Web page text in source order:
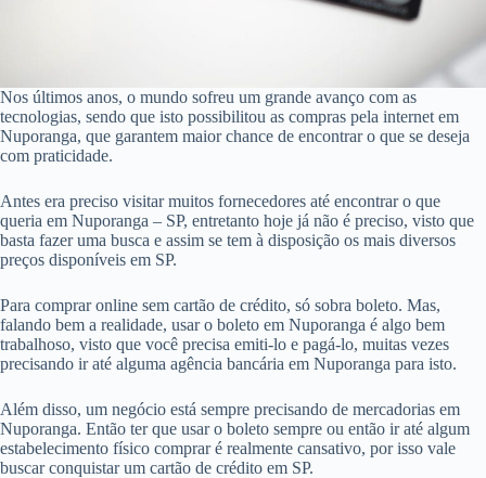
Nos últimos anos, o mundo sofreu um grande avanço com as
tecnologias, sendo que isto possibilitou as compras pela internet em
Nuporanga, que garantem maior chance de encontrar o que se deseja
com praticidade.
Antes era preciso visitar muitos fornecedores até encontrar o que
queria em Nuporanga – SP, entretanto hoje já não é preciso, visto que
basta fazer uma busca e assim se tem à disposição os mais diversos
preços disponíveis em SP.
Para comprar online sem cartão de crédito, só sobra boleto. Mas,
falando bem a realidade, usar o boleto em Nuporanga é algo bem
trabalhoso, visto que você precisa emiti-lo e pagá-lo, muitas vezes
precisando ir até alguma agência bancária em Nuporanga para isto.
Além disso, um negócio está sempre precisando de mercadorias em
Nuporanga. Então ter que usar o boleto sempre ou então ir até algum
estabelecimento físico comprar é realmente cansativo, por isso vale
buscar conquistar um cartão de crédito em SP.